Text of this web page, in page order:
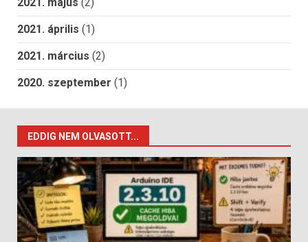
2021. május (2)
2021. április (1)
2021. március (2)
2020. szeptember (1)
EDDIG NEM OLVASOTT...